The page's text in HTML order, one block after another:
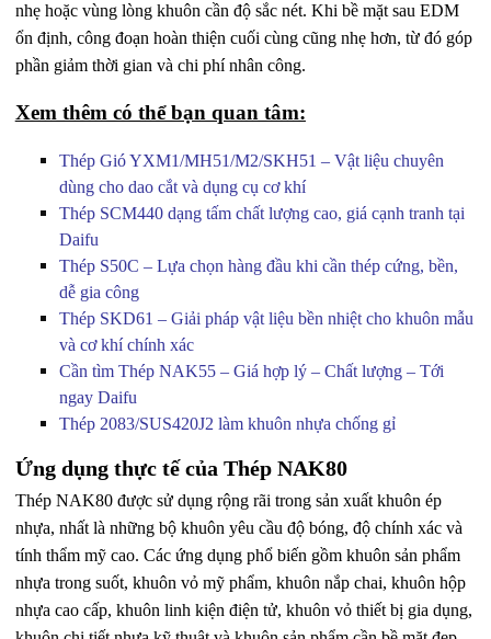
nhẹ hoặc vùng lòng khuôn cần độ sắc nét. Khi bề mặt sau EDM
ổn định, công đoạn hoàn thiện cuối cùng cũng nhẹ hơn, từ đó góp
phần giảm thời gian và chi phí nhân công.
Xem thêm có thể bạn quan tâm:
Thép Gió YXM1/MH51/M2/SKH51 – Vật liệu chuyên
dùng cho dao cắt và dụng cụ cơ khí
Thép SCM440 dạng tấm chất lượng cao, giá cạnh tranh tại
Daifu
Thép S50C – Lựa chọn hàng đầu khi cần thép cứng, bền,
dễ gia công
Thép SKD61 – Giải pháp vật liệu bền nhiệt cho khuôn mẫu
và cơ khí chính xác
Cần tìm Thép NAK55 – Giá hợp lý – Chất lượng – Tới
ngay Daifu
Thép 2083/SUS420J2 làm khuôn nhựa chống gỉ
Ứng dụng thực tế của Thép NAK80
Thép NAK80 được sử dụng rộng rãi trong sản xuất khuôn ép
nhựa, nhất là những bộ khuôn yêu cầu độ bóng, độ chính xác và
tính thẩm mỹ cao. Các ứng dụng phổ biến gồm khuôn sản phẩm
nhựa trong suốt, khuôn vỏ mỹ phẩm, khuôn nắp chai, khuôn hộp
nhựa cao cấp, khuôn linh kiện điện tử, khuôn vỏ thiết bị gia dụng,